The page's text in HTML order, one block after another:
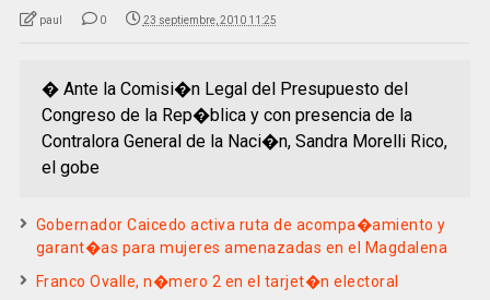
paul 0 23 septiembre, 2010 11:25
� Ante la Comisi�n Legal del Presupuesto del
Congreso de la Rep�blica y con presencia de la
Contralora General de la Naci�n, Sandra Morelli Rico,
el gobe
Gobernador Caicedo activa ruta de acompa�amiento y
garant�as para mujeres amenazadas en el Magdalena
Franco Ovalle, n�mero 2 en el tarjet�n electoral